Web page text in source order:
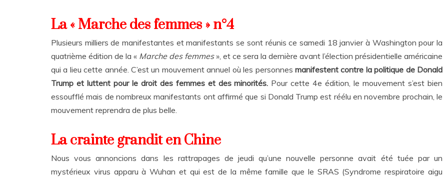
La « Marche des femmes » n°4
Plusieurs milliers de manifestantes et manifestants se sont réunis ce samedi 18 janvier à Washington pour la
quatrième édition de la « Marche des femmes», et ce sera la dernière avant l’élection présidentielle américaine
qui a lieu cette année. C’est un mouvement annuel où les personnes manifestent contre la politique de Donald
Trump et luttent pour le droit des femmes et des minorités. Pour cette 4e édition, le mouvement s’est bien
essoufflé mais de nombreux manifestants ont affirmé que si Donald Trump est réélu en novembre prochain, le
mouvement reprendra de plus belle.
La crainte grandit en Chine
Nous vous annoncions dans les rattrapages de jeudi qu’une nouvelle personne avait été tuée par un
mystérieux virus apparu à Wuhan et qui est de la même famille que le SRAS (Syndrome respiratoire aigu